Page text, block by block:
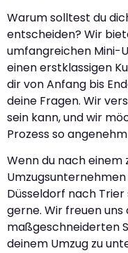
Warum solltest du
entscheiden? Wir
umfangreichen Mini-
einen erstklassigen
dir von Anfang bis
deine Fragen. Wir
sein kann, und wir
Prozess so
Wenn du nach einem
Düsseldorf nach
gerne. Wir freuen uns
maßgeschneiderten
deinem Umzug zu